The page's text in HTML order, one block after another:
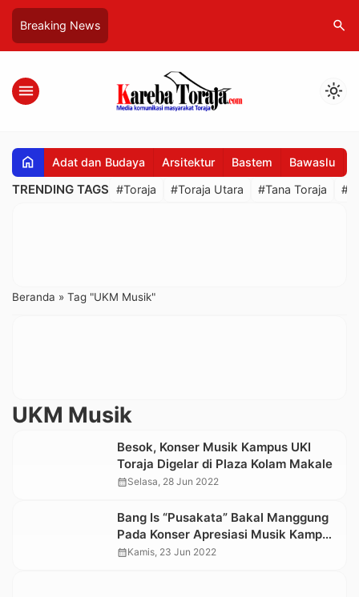
Breaking News search
menu light_mode
home Adat dan Budaya Arsitektur Bastem Bawaslu
TRENDING TAGS #Toraja #Toraja Utara #Tana Toraja
Beranda » Tag "UKM Musik"
UKM Musik
Besok, Konser Musik Kampus UKI
Toraja Digelar di Plaza Kolam Makale
calendar_monthSelasa, 28 Jun 2022
Bang Is “Pusakata” Bakal Manggung
Pada Konser Apresiasi Musik Kampus
UKI Toraja
calendar_monthKamis, 23 Jun 2022